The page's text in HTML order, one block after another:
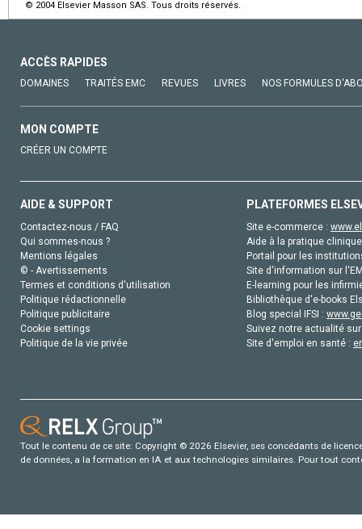
© 2004 Elsevier Masson SAS. Tous droits réservés.
ACCÈS RAPIDES
DOMAINES TRAITÉS EMC REVUES LIVRES NOS FORMULES
MON COMPTE
CRÉER UN COMPTE
AIDE & SUPPORT
Contactez-nous / FAQ
Qui sommes-nous ?
Mentions légales
© - Avertissements
Termes et conditions d'utilisation
Politique rédactionnelle
Politique publicitaire
Cookie settings
Politique de la vie privée
PLATEFORMES
Site e-commerce :
Aide à la pratique
Portail pour les
Site d'information sur
E-learning pour les
Bibliothèque d'e-books
Blog special IFSI :
Suivez notre actualité
Site d'emploi en santé :
Tout le contenu de ce site: Copyright © 2026 Elsevier, ses concédants de
de données, a la formation en IA et aux technologies similaires. Pour tout